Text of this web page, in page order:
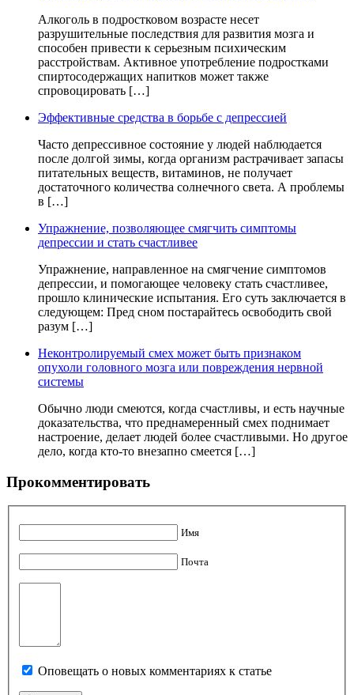
Алкоголь в подростковом возрасте несет
разрушительные последствия для развития мозга и
способен привести к серьезным психическим
расстройствам. Активное употребление подростками
спиртосодержащих напитков может также
спровоцировать […]
Эффективные средства в борьбе с депрессией
Часто депрессивное состояние у людей наблюдается
после долгой зимы, когда организм растрачивает запасы
питательных веществ, витаминов, не получает
достаточного количества солнечного света. А проблемы
в […]
Упражнение, позволяющее смягчить симптомы
депрессии и стать счастливее
Упражнение, направленное на смягчение симптомов
депрессии, и помогающее человеку стать счастливее,
прошло клинические испытания. Его суть заключается в
следующем: Пред сном постарайтесь освободить свой
разум […]
Неконтролируемый смех может быть признаком
опухоли головного мозга или повреждения нервной
системы
Обычно люди смеются, когда счастливы, и есть научные
доказательства, что преднамеренный смех поднимает
настроение, делает людей более счастливыми. Но другое
дело, когда кто-то внезапно смеется […]
Прокомментировать
Имя
Почта
Оповещать о новых комментариях к статье